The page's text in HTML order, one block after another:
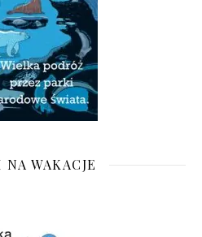
WAKACJE